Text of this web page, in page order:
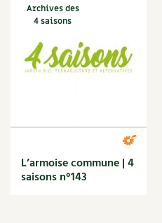
Marie Chioca
Marmite
Massage
Matériaux
Maux
Mésange
Migraine
Mode de culture
Archives des
4 saisons
L’armoise commune | 4
saisons n°143